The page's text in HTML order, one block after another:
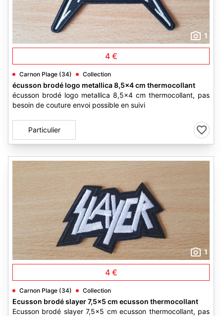
1
4 €
Carnon Plage (34) Collection
écusson brodé logo metallica 8,5x4 cm thermocollant
écusson brodé logo metallica 8,5x4 cm thermocollant, pas
besoin de couture envoi possible en suivi
Particulier
1
4 €
Carnon Plage (34) Collection
Ecusson brodé slayer 7,5x5 cm ecusson thermocollant
Ecusson brodé slayer 7,5x5 cm ecusson thermocollant, pas